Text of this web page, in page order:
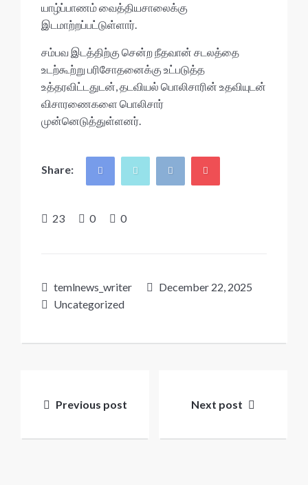
யாழ்ப்பாணம் வைத்தியசாலைக்கு
இடமாற்றப்பட்டுள்ளார்.
சம்பவ இடத்திற்கு சென்ற நீதவான் சடலத்தை
உடற்கூற்று பரிசோதனைக்கு உட்படுத்த
உத்தரவிட்டதுடன், தடவியல் பொலிசாரின் உதவியுடன்
விசாரணைகளை பொலிசார்
முன்னெடுத்துள்ளனர்.
Share:
23 0 0
temlnews_writer
December 22, 2025
Uncategorized
navigation
Previous post Next post